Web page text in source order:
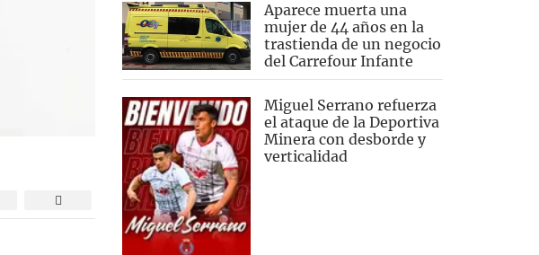
Aparece muerta una
mujer de 44 años en la
trastienda de un negocio
del Carrefour Infante
Miguel Serrano refuerza
el ataque de la Deportiva
Minera con desborde y
verticalidad